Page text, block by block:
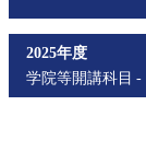
2025年度
学院等開講科目